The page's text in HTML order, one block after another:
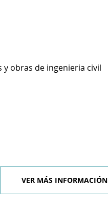
y obras de ingenieria civil
VER MÁS INFORMACIÓN